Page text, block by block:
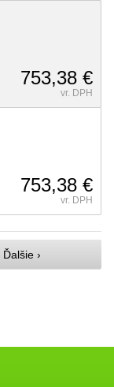
753,38 €
vr. DPH
753,38 €
vr. DPH
Ďalšie ›